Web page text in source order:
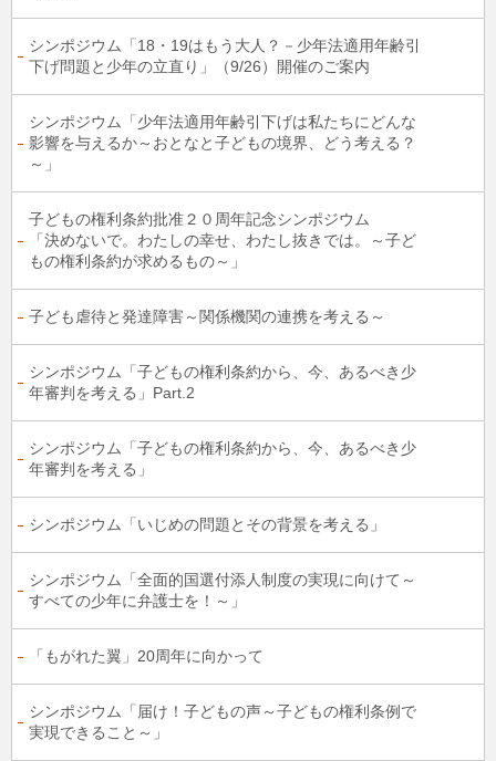
シンポジウム「18・19はもう大人？－少年法適用年齢引
下げ問題と少年の立直り」（9/26）開催のご案内
シンポジウム「少年法適用年齢引下げは私たちにどんな
影響を与えるか～おとなと子どもの境界、どう考える？
～」
子どもの権利条約批准２０周年記念シンポジウム
「決めないで。わたしの幸せ、わたし抜きでは。～子ど
もの権利条約が求めるもの～」
子ども虐待と発達障害～関係機関の連携を考える～
シンポジウム「子どもの権利条約から、今、あるべき少
年審判を考える」Part.2
シンポジウム「子どもの権利条約から、今、あるべき少
年審判を考える」
シンポジウム「いじめの問題とその背景を考える」
シンポジウム「全面的国選付添人制度の実現に向けて～
すべての少年に弁護士を！～」
「もがれた翼」20周年に向かって
シンポジウム「届け！子どもの声～子どもの権利条例で
実現できること～」